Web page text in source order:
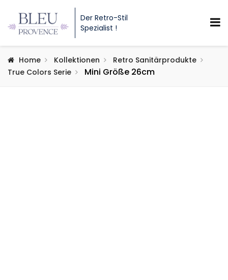
Der Retro-Stil
Spezialist !
Home Kollektionen
Retro Sanitärprodukte
True Colors Serie
Mini Größe 26cm